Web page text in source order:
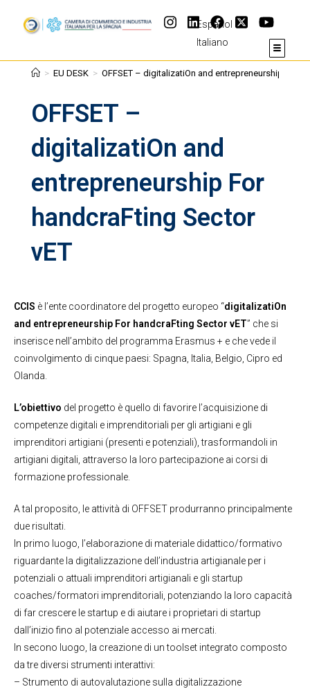
Español
Italiano
OFFSET –
digitalizatiOn and
entrepreneurship For
handcraFting Sector
vET
> EU DESK > OFFSET – digitalizatiOn and entrepreneurship For
CCIS è l’ente coordinatore del progetto europeo “digitalizatiOn
and entrepreneurship For handcraFting Sector vET” che si
inserisce nell’ambito del programma Erasmus + e che vede il
coinvolgimento di cinque paesi: Spagna, Italia, Belgio, Cipro ed
Olanda.
L’obiettivo del progetto è quello di favorire l’acquisizione di
competenze digitali e imprenditoriali per gli artigiani e gli
imprenditori artigiani (presenti e potenziali), trasformandoli in
artigiani digitali, attraverso la loro partecipazione ai corsi di
formazione professionale.
A tal proposito, le attività di OFFSET produrranno principalmente
due risultati.
In primo luogo, l’elaborazione di materiale didattico/formativo
riguardante la digitalizzazione dell’industria artigianale per i
potenziali o attuali imprenditori artigianali e gli startup
coaches/formatori imprenditoriali, potenziando la loro capacità
di far crescere le startup e di aiutare i proprietari di startup
dall’inizio fino al potenziale accesso ai mercati.
In secono luogo, la creazione di un toolset integrato composto
da tre diversi strumenti interattivi:
– Strumento di autovalutazione sulla digitalizzazione